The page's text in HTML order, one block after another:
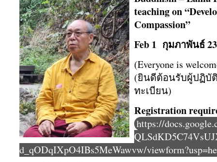
teaching on
Compassion”
Feb 1 กุมภาพันธ์
(Everyone is
(ยินดีต้อนรับผู้ปฏิบั
ทะเบียน)
Registration
https://
d_qODqIXpO4IBs5MeWawvw/